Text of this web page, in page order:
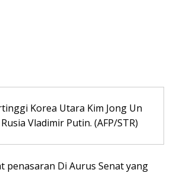
Korea Utara Kim Jong Un
Vladimir Putin. (AFP/STR)
penasaran Di Aurus Senat yang